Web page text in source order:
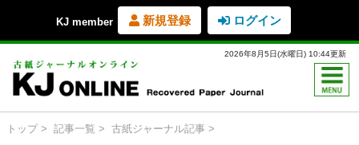
KJ member 新規登録 ログイン
2026年8月5日(水曜日) 10:44更新
トップ 記事一覧 古紙ジャーナル記事